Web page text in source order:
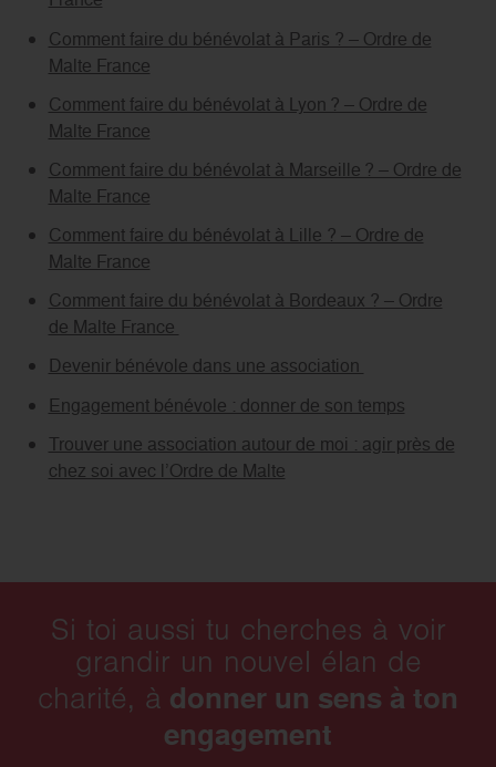
Comment faire du bénévolat à Paris ? – Ordre de
Malte France
Comment faire du bénévolat à Lyon ? – Ordre de
Malte France
Comment faire du bénévolat à Marseille ? – Ordre de
Malte France
Comment faire du bénévolat à Lille ? – Ordre de
Malte France
Comment faire du bénévolat à Bordeaux ? – Ordre
de Malte France
Devenir bénévole dans une association
Engagement bénévole : donner de son temps
Trouver une association autour de moi : agir près de
chez soi avec l’Ordre de Malte
Si toi aussi tu cherches à voir
grandir un nouvel élan de
charité, à donner un sens à ton
engagement